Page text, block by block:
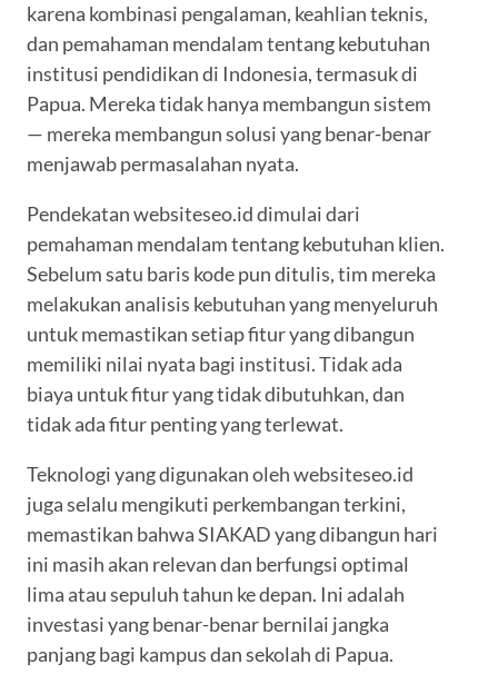
karena kombinasi pengalaman, keahlian teknis,
dan pemahaman mendalam tentang kebutuhan
institusi pendidikan di Indonesia, termasuk di
Papua. Mereka tidak hanya membangun sistem
— mereka membangun solusi yang benar-benar
menjawab permasalahan nyata.
Pendekatan websiteseo.id dimulai dari
pemahaman mendalam tentang kebutuhan klien.
Sebelum satu baris kode pun ditulis, tim mereka
melakukan analisis kebutuhan yang menyeluruh
untuk memastikan setiap fitur yang dibangun
memiliki nilai nyata bagi institusi. Tidak ada
biaya untuk fitur yang tidak dibutuhkan, dan
tidak ada fitur penting yang terlewat.
Teknologi yang digunakan oleh websiteseo.id
juga selalu mengikuti perkembangan terkini,
memastikan bahwa SIAKAD yang dibangun hari
ini masih akan relevan dan berfungsi optimal
lima atau sepuluh tahun ke depan. Ini adalah
investasi yang benar-benar bernilai jangka
panjang bagi kampus dan sekolah di Papua.